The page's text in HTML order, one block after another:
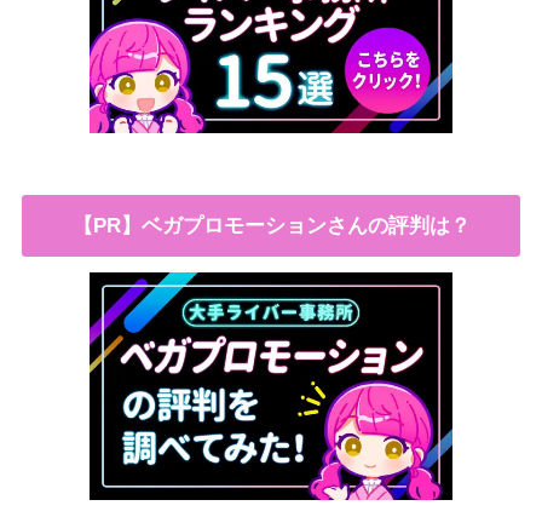
【PR】ベガプロモーションさんの評判は？